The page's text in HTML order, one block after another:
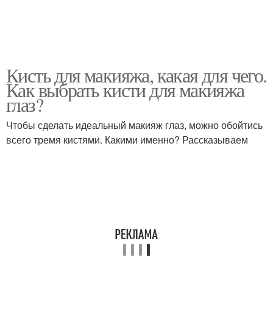
Кисть для макияжа, какая для чего.
Как выбрать кисти для макияжа
глаз?
Чтобы сделать идеальный макияж глаз, можно обойтись
всего тремя кистями. Какими именно? Рассказываем